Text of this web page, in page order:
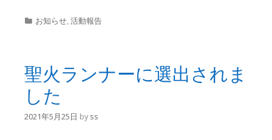
Categories
お知らせ,活動報告
聖火ランナーに選出されま
した
2021年5月25日 byss